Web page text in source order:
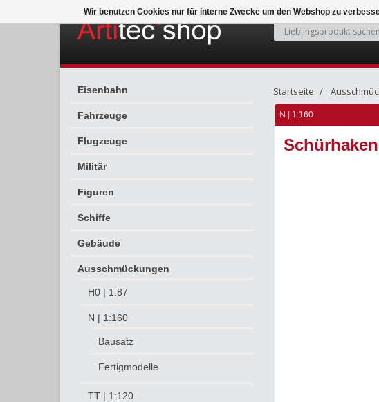
Eisenbahn
Fahrzeuge
Flugzeuge
Militär
Figuren
Schiffe
Gebäude
Ausschmückungen
H0 | 1:87
N | 1:160
Bausatz
Fertigmodelle
TT | 1:120
Startseite
N | 1:160
Wir benutzen Cookies nur für interne Zwecke um den Webshop zu